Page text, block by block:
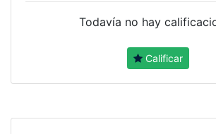
Todavía no hay
Calificar